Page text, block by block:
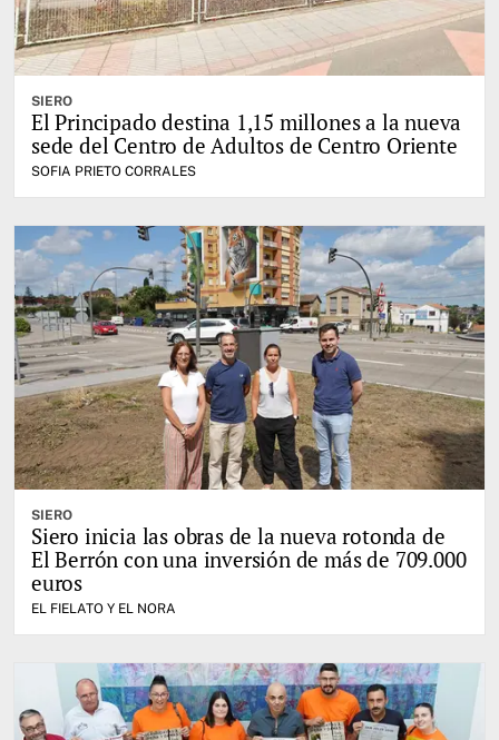
SIERO
El Principado destina 1,15 millones a la nueva
sede del Centro de Adultos de Centro Oriente
SOFIA PRIETO CORRALES
SIERO
Siero inicia las obras de la nueva rotonda de
El Berrón con una inversión de más de 709.000
euros
EL FIELATO Y EL NORA